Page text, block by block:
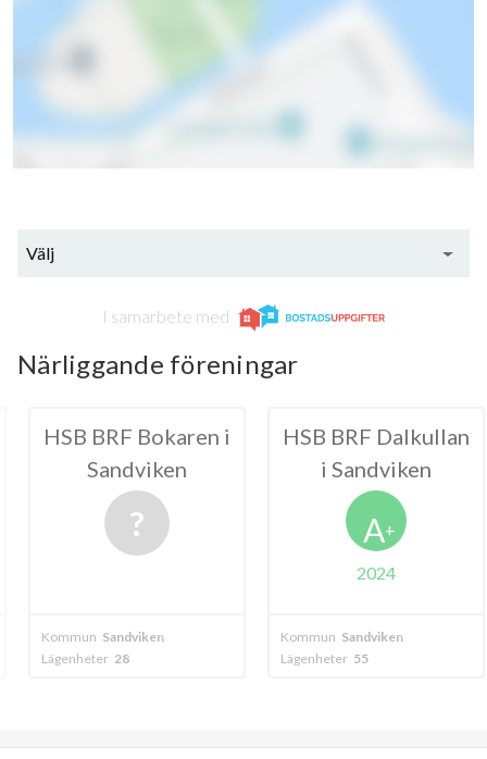
Välj
I samarbete med
Närliggande föreningar
Bokaren i
HSB BRF Dalkullan
Kommun
HSB
i
Kommun